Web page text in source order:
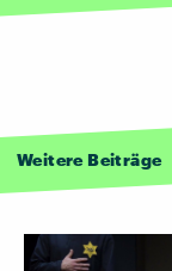
Weitere Beiträge